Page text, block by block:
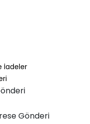
İadeler
Gönderi